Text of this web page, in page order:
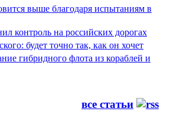
выше благодаря испытаниям в
контроль на российских дорогах
будет точно так, как он хочет
гибридного флота из кораблей и
все статьи